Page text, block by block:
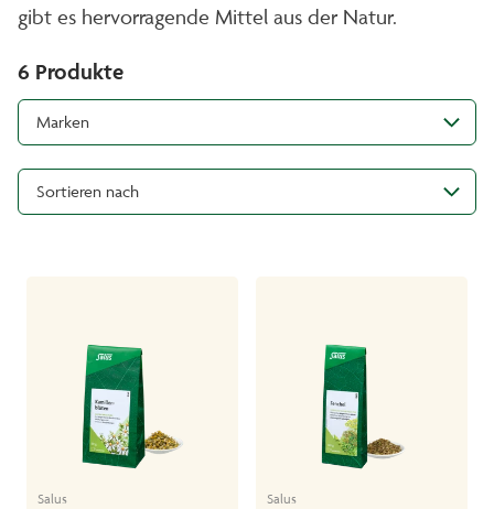
gibt es hervorragende Mittel aus der Natur.
6 Produkte
Marken
Sortieren nach
Salus Salus